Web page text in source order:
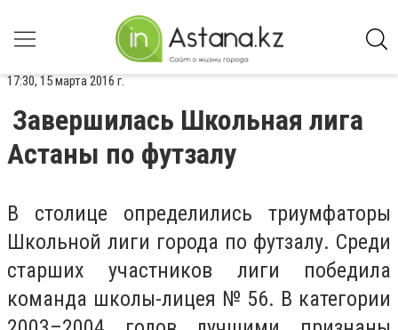
17:30, 15 марта 2016 г.
Завершилась Школьная лига
Астаны по футзалу
В столице определились триумфаторы
Школьной лиги города по футзалу. Среди
старших участников лиги победила
команда школы-лицея № 56. В категории